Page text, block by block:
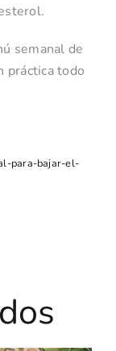
semanal de
práctica todo
para-bajar-el-